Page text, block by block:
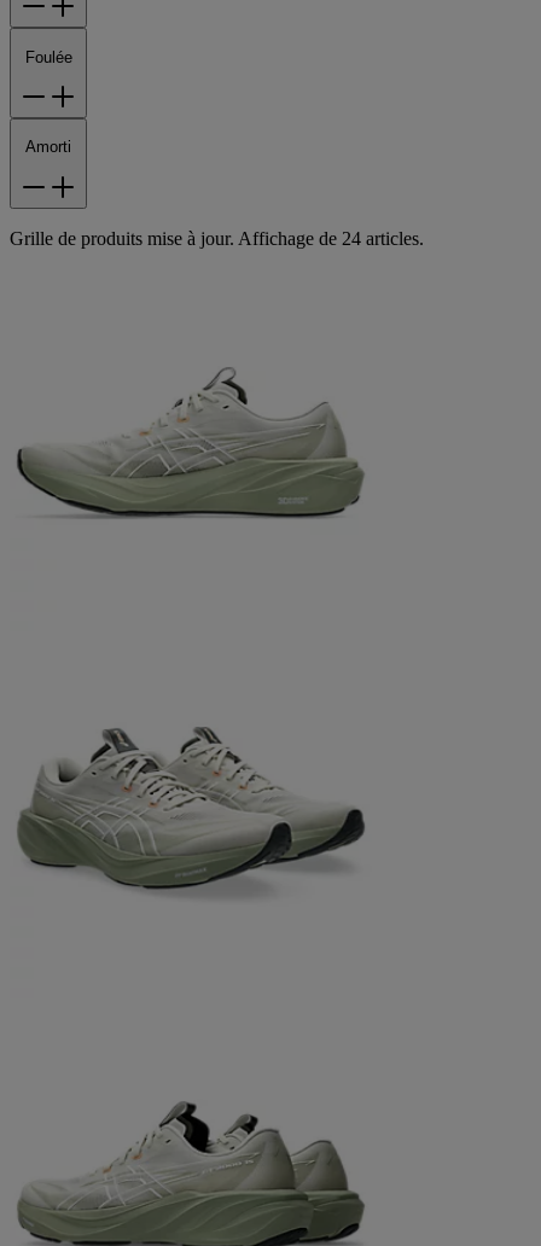
Foulée
Amorti
Grille de produits mise à jour. Affichage de 24 articles.